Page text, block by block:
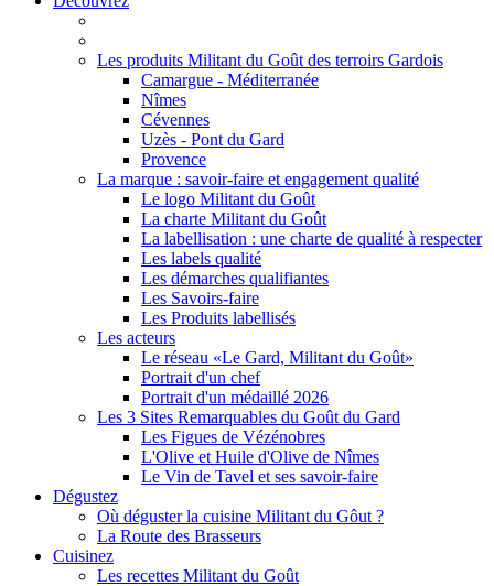
Les produits Militant du Goût des terroirs Gardois
Camargue - Méditerranée
Nîmes
Cévennes
Uzès - Pont du Gard
Provence
La marque : savoir-faire et engagement qualité
Le logo Militant du Goût
La charte Militant du Goût
La labellisation : une charte de qualité à respecter
Les labels qualité
Les démarches qualifiantes
Les Savoirs-faire
Les Produits labellisés
Les acteurs
Le réseau «Le Gard, Militant du Goût»
Portrait d'un chef
Portrait d'un médaillé 2026
Les 3 Sites Remarquables du Goût du Gard
Les Figues de Vézénobres
L'Olive et Huile d'Olive de Nîmes
Le Vin de Tavel et ses savoir-faire
Dégustez
Où déguster la cuisine Militant du Gôut ?
La Route des Brasseurs
Cuisinez
Les recettes Militant du Goût